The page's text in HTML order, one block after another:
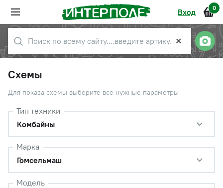
Вход 0
✕
Схемы
Для показа схемы выберите все нужные параметры
Тип техники
Комбайны
Марка
Гомсельмаш
Модель